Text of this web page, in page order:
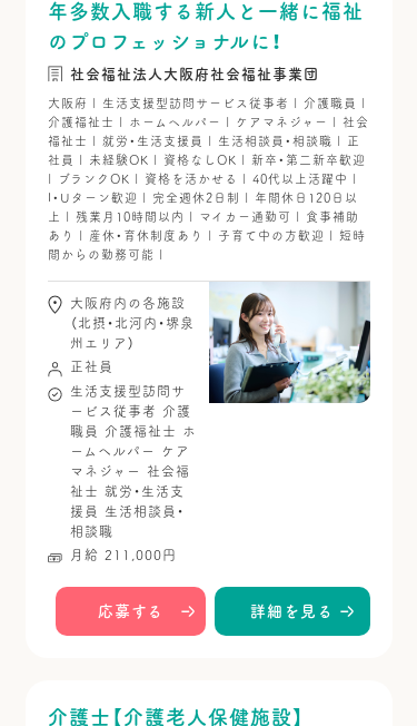
年多数入職する新人と一緒に福祉
のプロフェッショナルに！
社会福祉法人大阪府社会福祉事業団
大阪府 | 生活支援型訪問サービス従事者 | 介護職員 |
介護福祉士 | ホームヘルパー | ケアマネジャー | 社会
福祉士 | 就労・生活支援員 | 生活相談員・相談職 | 正
社員 | 未経験OK | 資格なしOK | 新卒・第二新卒歓迎
| ブランクOK | 資格を活かせる | 40代以上活躍中 |
I・Uターン歓迎 | 完全週休2日制 | 年間休日120日以
上 | 残業月10時間以内 | マイカー通勤可 | 食事補助
あり | 産休・育休制度あり | 子育て中の方歓迎 | 短時
間からの勤務可能 |
大阪府内の各施設
（北摂・北河内・堺泉
州エリア）
正社員
生活支援型訪問サ
ービス従事者
介護
職員
介護福祉士
ホ
ームヘルパー
ケア
マネジャー
社会福
祉士
就労・生活支
援員
生活相談員・
相談職
月給 211,000円
応募する 詳細を見る
介護士【介護老人保健施設】